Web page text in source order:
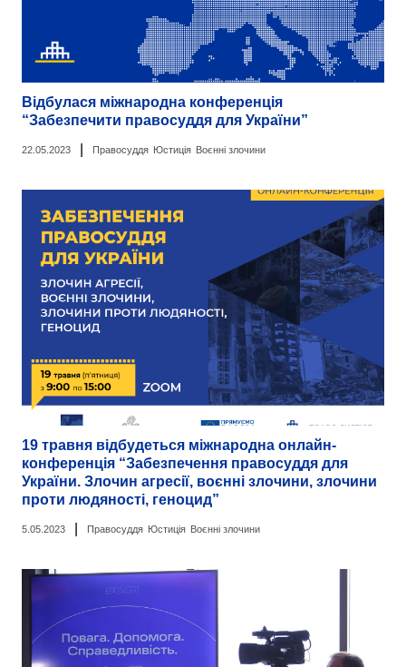
Відбулася міжнародна конференція
“Забезпечити правосуддя для України”
22.05.2023 Правосуддя Юстиція Воєнні злочини
19 травня відбудеться міжнародна онлайн-
конференція “Забезпечення правосуддя для
України. Злочин агресії, воєнні злочини, злочини
проти людяності, геноцид”
5.05.2023 Правосуддя Юстиція Воєнні злочини